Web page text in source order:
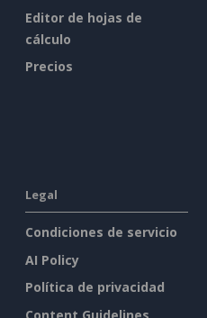
Editor de hojas de
cálculo
Precios
Legal
Condiciones de servicio
AI Policy
Política de privacidad